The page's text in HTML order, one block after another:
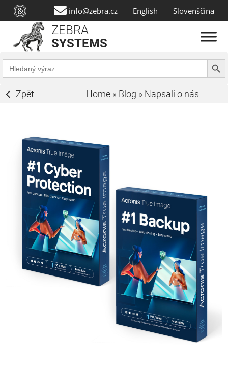
info@zebra.cz English Slovenščina
ZEBRA
SYSTEMS
Search
for:
Search
Zpět Home » Blog » Napsali o nás